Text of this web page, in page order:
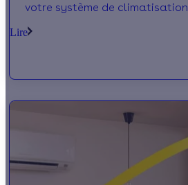
votre système de climatisation
Lire